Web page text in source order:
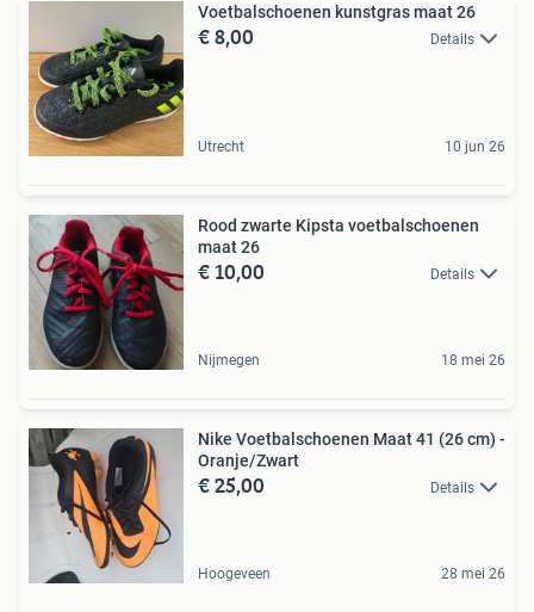
Voetbalschoenen kunstgras maat 26
€ 8,00 Details
Utrecht 10 jun 26
Rood zwarte Kipsta voetbalschoenen
maat 26
€ 10,00 Details
Nijmegen 18 mei 26
Nike Voetbalschoenen Maat 41 (26 cm) -
Oranje/Zwart
€ 25,00 Details
Hoogeveen 28 mei 26